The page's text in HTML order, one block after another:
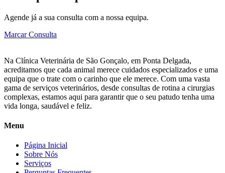
Agende já a sua consulta com a nossa equipa.
Marcar Consulta
Na Clínica Veterinária de São Gonçalo, em Ponta Delgada,
acreditamos que cada animal merece cuidados especializados e uma
equipa que o trate com o carinho que ele merece. Com uma vasta
gama de serviços veterinários, desde consultas de rotina a cirurgias
complexas, estamos aqui para garantir que o seu patudo tenha uma
vida longa, saudável e feliz.
Menu
Página Inicial
Sobre Nós
Serviços